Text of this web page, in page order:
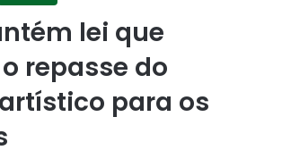
lei que
repasse do
para os